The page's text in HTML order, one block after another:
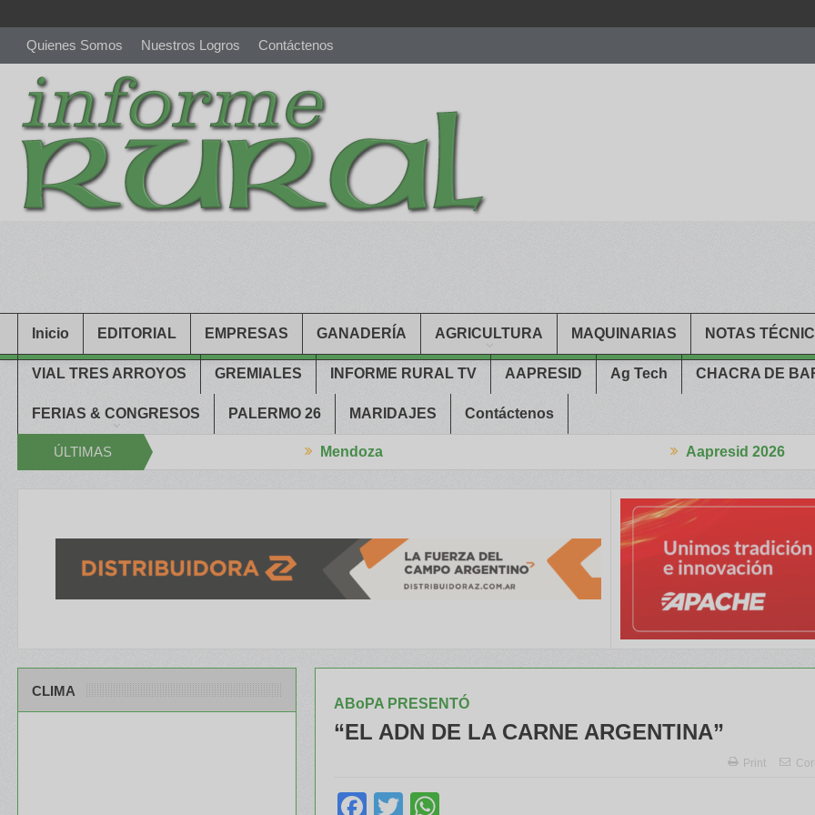
Quienes Somos Nuestros Logros Contáctenos
richardmillereplica is also available with delicate watches for women.patekphilippe.to
Inicio EDITORIAL EMPRESAS GANADERÍA AGRICULTURA MAQUINARIAS NOTAS
VIAL TRES ARROYOS GREMIALES INFORME RURAL TV AAPRESID Ag Tech CHACRA DE
FERIAS & CONGRESOS PALERMO 26 MARIDAJES Contáctenos
ÚLTIMAS Aapresid 2026
ABoPA PRESENTÓ
“EL ADN DE LA CARNE ARGENTINA”
Print
Facebook
Twitter
CLIMA